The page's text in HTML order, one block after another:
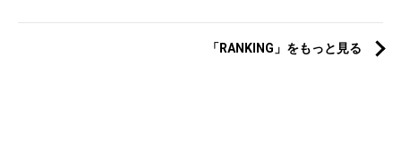
「RANKING」をもっと見る